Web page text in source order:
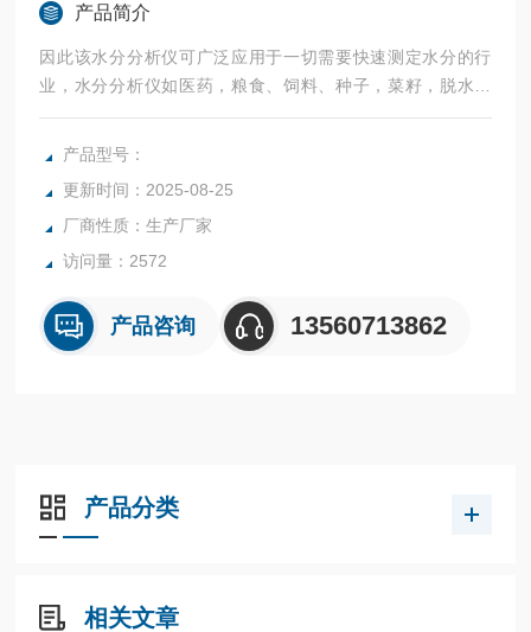
产品简介
因此该水分分析仪可广泛应用于一切需要快速测定水分的行
业，水分分析仪如医药，粮食、饲料、种子，菜籽，脱水蔬
菜、烟草，化工，茶叶，食品、肉类以及纺织，农林、造纸、
橡胶、塑胶、纺织等行业中的实验室与生产过程中。同时满足
后王电子科技有限公司始终立志于为用户提供多用途，多性能
的高质量产品，为您打造快速，准确，物超所值的水分测定仪
**。
产品型号：
更新时间：2025-08-25
厂商性质：生产厂家
访问量：2572
产品咨询 13560713862
产品分类
相关文章